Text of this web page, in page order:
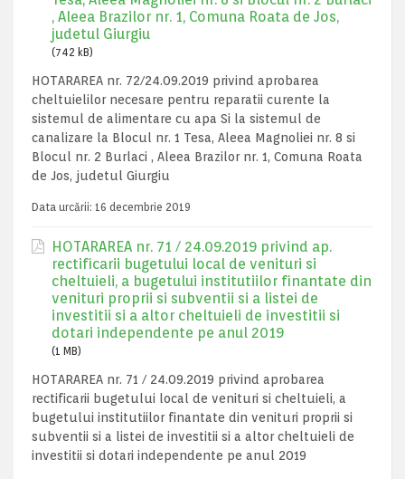
, Aleea Brazilor nr. 1, Comuna Roata de Jos,
judetul Giurgiu
(742 kB)
HOTARAREA nr. 72/24.09.2019 privind aprobarea
cheltuielilor necesare pentru reparatii curente la
sistemul de alimentare cu apa Si la sistemul de
canalizare la Blocul nr. 1 Tesa, Aleea Magnoliei nr. 8 si
Blocul nr. 2 Burlaci , Aleea Brazilor nr. 1, Comuna Roata
de Jos, judetul Giurgiu
Data urcării: 16 decembrie 2019
HOTARAREA nr. 71 / 24.09.2019 privind ap.
rectificarii bugetului local de venituri si
cheltuieli, a bugetului institutiilor finantate din
venituri proprii si subventii si a listei de
investitii si a altor cheltuieli de investitii si
dotari independente pe anul 2019
(1 MB)
HOTARAREA nr. 71 / 24.09.2019 privind aprobarea
rectificarii bugetului local de venituri si cheltuieli, a
bugetului institutiilor finantate din venituri proprii si
subventii si a listei de investitii si a altor cheltuieli de
investitii si dotari independente pe anul 2019